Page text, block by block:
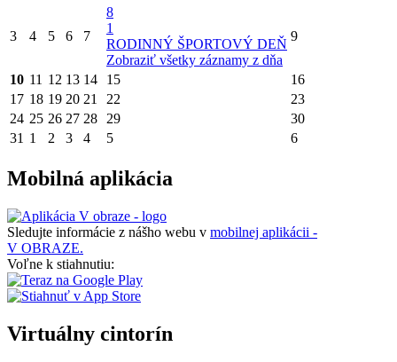
3 4 5 6 7
8
1
RODINNÝ ŠPORTOVÝ DEŇ
Zobraziť všetky záznamy z dňa
9
10 11 12 13 14 15
16
17 18 19 20 21 22
23
24 25 26 27 28 29
30
31 1 2 3 4 5 6
Mobilná aplikácia
Sledujte informácie z nášho webu v mobilnej aplikácii -
V OBRAZE.
Voľne k stiahnutiu:
Virtuálny cintorín